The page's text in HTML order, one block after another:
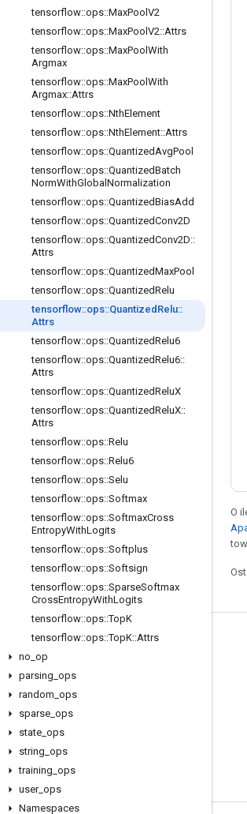
tensorflow::ops::MaxPool V2
tensorflow::ops::MaxPool V2::Attrs
tensorflow::ops::MaxPool With
Argmax
tensorflow::ops::MaxPool With
Argmax::Attrs
tensorflow::ops::NthElement
tensorflow::ops::NthElement::Attrs
tensorflow::ops::QuantizedAvgPool
tensorflow::ops::QuantizedBatch
NormWithGlobal Normalization
tensorflow::ops::QuantizedBiasAdd
tensorflow::ops::QuantizedConv2D
tensorflow::ops::QuantizedConv2D::
Attrs
tensorflow::ops::QuantizedMaxPool
tensorflow::ops::QuantizedRelu
tensorflow::ops::Quantized Relu::
Attrs
tensorflow::ops::QuantizedRelu6
tensorflow::ops::QuantizedRelu6::
Attrs
tensorflow::ops::QuantizedReluX
tensorflow::ops::QuantizedReluX::
Attrs
tensorflow::ops::Relu
tensorflow::ops::Relu6
tensorflow::ops::Selu
tensorflow::ops::Softmax
tensorflow::ops::SoftmaxCross
EntropyWithLogits
tensorflow::ops::Softplus
tensorflow::ops::Softsign
tensorflow::ops::SparseSoftmax
CrossEntropyWithLogits
tensorflow::ops::TopK
tensorflow::ops::TopK::Attrs
no op
parsing ops
random ops
sparse ops
state ops
string ops
training ops
user_ ops
Namespaces
O
Pozostawaj w kontakcie
Forum
GitHub
YouTube